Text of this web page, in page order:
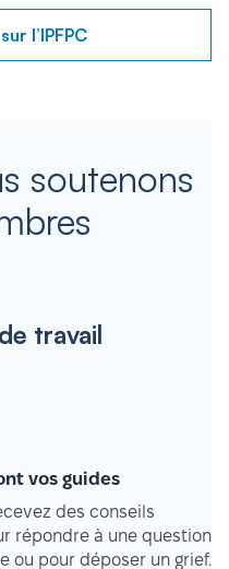
l’IPFPC
soutenons
travail
vos guides
des conseils
répondre à une question
ou pour déposer un grief.